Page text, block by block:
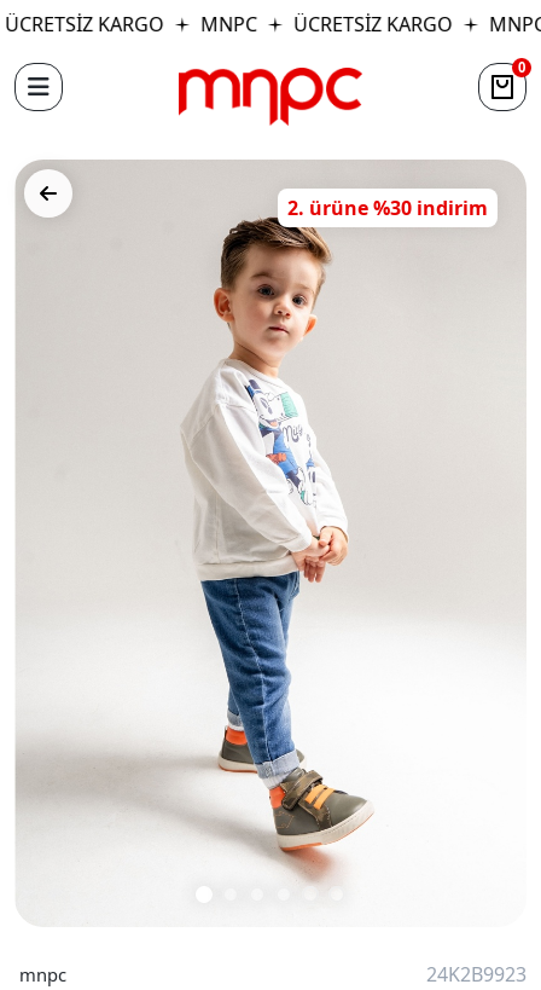
KARGO MNPC ÜCRETSİZ KARGO MNPC
0
2. ürüne %30 indirim
mnpc 24K2B9923